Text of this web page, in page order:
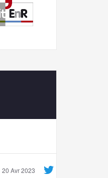
20 Avr 2023